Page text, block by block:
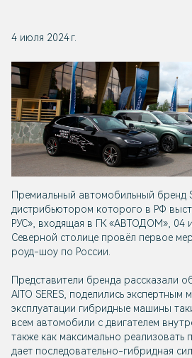
4 июля 2024 г.
Премиальный автомобильный бренд
дистрибьютором которого в РФ
РУС», входящая в ГК «АВТОДОМ», 04
Северной столице провёл первое
роуд-шоу по России.
Представители бренда рассказали
AITO SERES, поделились экспертным
эксплуатации гибридные машины
всем автомобили с двигателем
также как максимально реализовать
дает последовательно-гибридная